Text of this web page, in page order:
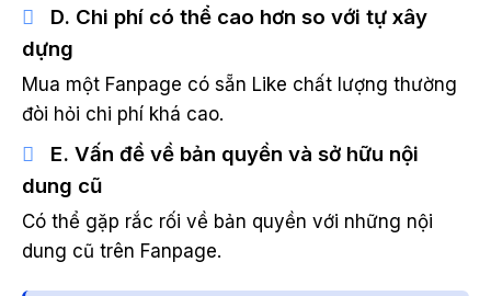
D. Chi phí có thể cao hơn so với tự xây
dựng
Mua một Fanpage có sẵn Like chất lượng thường
đòi hỏi chi phí khá cao.
E. Vấn đề về bản quyền và sở hữu nội
dung cũ
Có thể gặp rắc rối về bản quyền với những nội
dung cũ trên Fanpage.